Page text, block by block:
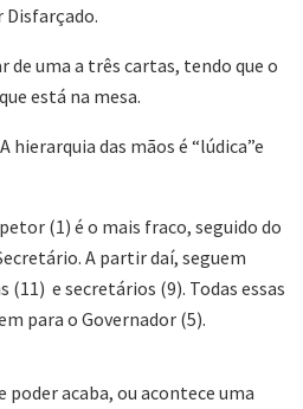
Disfarçado.
de uma a três cartas, tendo que o
está na mesa.
hierarquia das mãos é “lúdica”e
(1) é o mais fraco, seguido do
A partir daí, seguem
(11) e secretários (9). Todas essas
para o Governador (5).
poder acaba, ou acontece uma